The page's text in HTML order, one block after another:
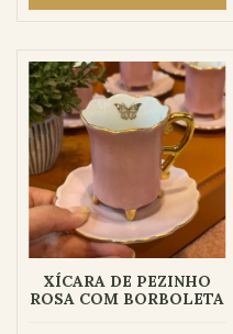
XÍCARA DE PEZINHO
ROSA COM BORBOLETA